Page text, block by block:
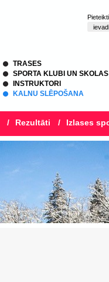
TRASES
SPORTA KLUBI UN SKOLAS
INSTRUKTORI
KALNU SLĒPOŠANA
/ Rezultāti / Izlases